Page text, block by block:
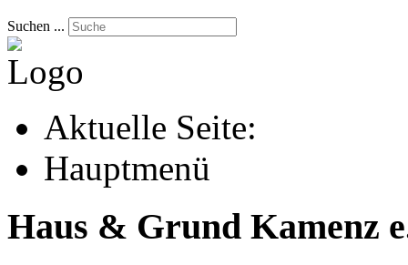
Suchen ...
Aktuelle Seite:
Hauptmenü
Haus & Grund Kamenz